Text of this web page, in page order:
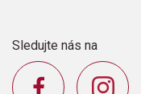
Sledujte nás na